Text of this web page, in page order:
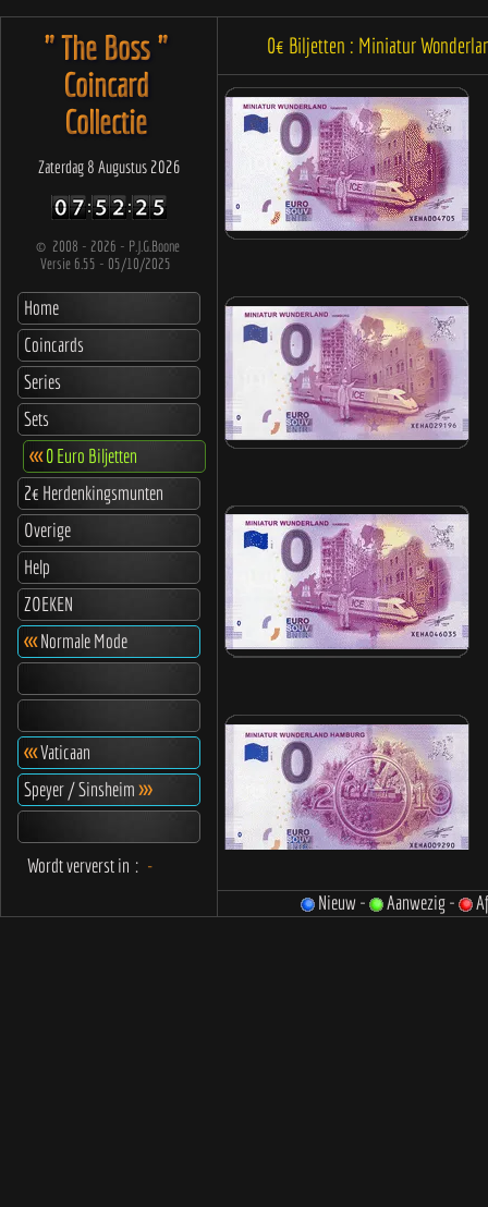
" The Boss "
Coincard
Collectie
Zaterdag 8 Augustus 2026
© 2008 - 2026 - P.J.G.Boone
Versie 6.55 - 05/10/2025
Home
Coincards
Series
Sets
<<<0 Euro Biljetten
2€ Herdenkingsmunten
Overige
Help
ZOEKEN
<<<Normale Mode
<<<Vaticaan
Speyer / Sinsheim>>>
Wordt ververst in : -
0€ Biljetten : Miniatur
Nieuw - Aanwezig -